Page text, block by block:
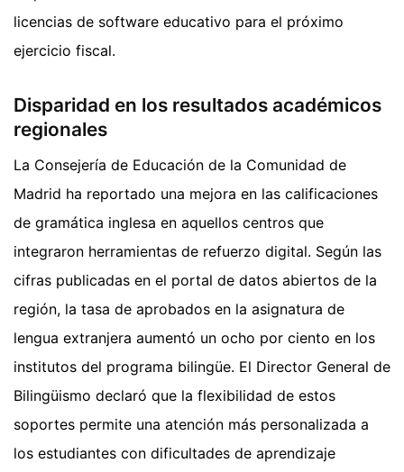
licencias de software educativo para el próximo
ejercicio fiscal.
Disparidad en los resultados académicos
regionales
La Consejería de Educación de la Comunidad de
Madrid ha reportado una mejora en las calificaciones
de gramática inglesa en aquellos centros que
integraron herramientas de refuerzo digital. Según las
cifras publicadas en el portal de datos abiertos de la
región, la tasa de aprobados en la asignatura de
lengua extranjera aumentó un ocho por ciento en los
institutos del programa bilingüe. El Director General de
Bilingüismo declaró que la flexibilidad de estos
soportes permite una atención más personalizada a
los estudiantes con dificultades de aprendizaje